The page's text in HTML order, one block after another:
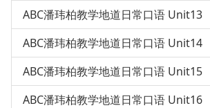
ABC潘玮柏教学地道日常口语 Unit13
ABC潘玮柏教学地道日常口语 Unit14
ABC潘玮柏教学地道日常口语 Unit15
ABC潘玮柏教学地道日常口语 Unit16